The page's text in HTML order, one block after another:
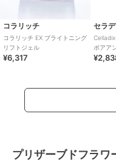
コラリッチ
コラリッチ EX ブライトニング
リフトジェル
¥6,317
セラ
ポアア
プリザーブドフラワ